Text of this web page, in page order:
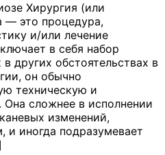
Хирургия (или
— это процедура,
и/или лечение
в себя набор
других обстоятельствах в
он обычно
техническую и
сложнее в исполнении
изменений,
и иногда подразумевает